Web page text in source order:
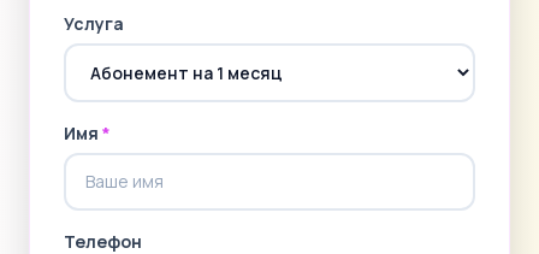
Услуга
Имя *
Телефон